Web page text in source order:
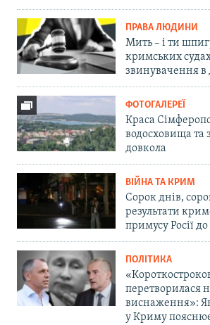
ПРАВА ЛЮДИНИ
Мить – і ти
кримських
звинувачення в
ФОТОГАЛЕРЕЇ
Краса
водосховища та
довкола
ВІЙНА ТА КРИМ
Сорок днів,
результати
примусу Росії
ПОЛІТИКА
перетворилася
виснаження»:
у Криму